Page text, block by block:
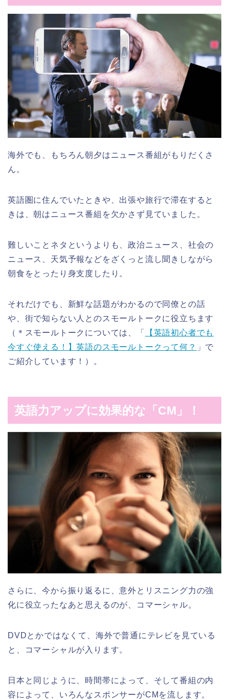
海外でも、もちろん朝夕はニュース番組がもりだくさ
ん。
英語圏に住んでいたときや、出張や旅行で滞在すると
きは、朝はニュース番組を欠かさず見ていました。
難しいことネタというよりも、政治ニュース、社会の
ニュース、天気予報などをざくっと流し聞きしながら
朝食をとったり身支度したり。
それだけでも、新鮮な話題がわかるので同僚との話
や、街で知らない人とのスモールトークに役立ちます
（＊スモールトークについては、「
【英語初心者でも
今すぐ使える！】英語のスモールトークって何？
」で
ご紹介しています！）。
英語力アップに効果的な「CM」！
さらに、今から振り返るに、意外とリスニング力の強
化に役立ったなあと思えるのが、コマーシャル。
DVDとかではなくて、海外で普通にテレビを見ている
と、コマーシャルが入ります。
日本と同じように、時間帯によって、そして番組の内
容によって、いろんなスポンサーがCMを流します。